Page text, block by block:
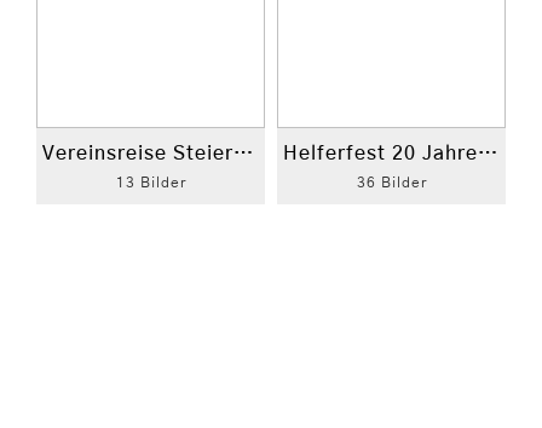
Vereinsreise Steiermark
13 Bilder
Helferfest 20 Jahre Feuerwehrverein
36 Bilder